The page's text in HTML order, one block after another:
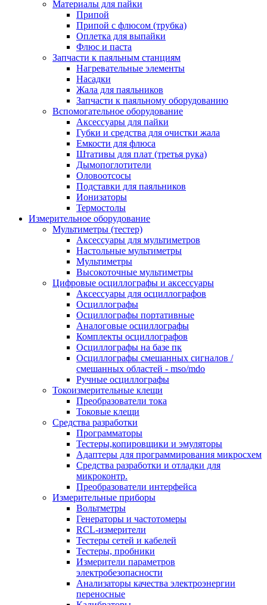
Материалы для пайки
Припой
Припой с флюсом (трубка)
Оплетка для выпайки
Флюс и паста
Запчасти к паяльным станциям
Нагревательные элементы
Насадки
Жала для паяльников
Запчасти к паяльному оборудованию
Вспомогательное оборудование
Аксессуары для пайки
Губки и средства для очистки жала
Емкости для флюса
Штативы для плат (третья рука)
Дымопоглотители
Оловоотсосы
Подставки для паяльников
Ионизаторы
Термостолы
Измерительное оборудование
Мультиметры (тестер)
Аксессуары для мультиметров
Настольные мультиметры
Мультиметры
Высокоточные мультиметры
Цифровые осциллографы и аксессуары
Аксессуары для осциллографов
Осциллографы
Осциллографы портативные
Аналоговые осциллографы
Комплекты осциллографов
Осциллографы на базе пк
Осциллографы смешанных сигналов /
смешанных областей - mso/mdo
Ручные осциллографы
Токоизмерительные клещи
Преобразователи тока
Токовые клещи
Средства разработки
Программаторы
Тестеры,копировщики и эмуляторы
Адаптеры для программирования микросхем
Cредства разработки и отладки для
микроконтр.
Преобразователи интерфейса
Измерительные приборы
Вольтметры
Генераторы и частотомеры
RCL-измерители
Тестеры сетей и кабелей
Тестеры, пробники
Измерители параметров
электробезопасности
Анализаторы качества электроэнергии
переносные